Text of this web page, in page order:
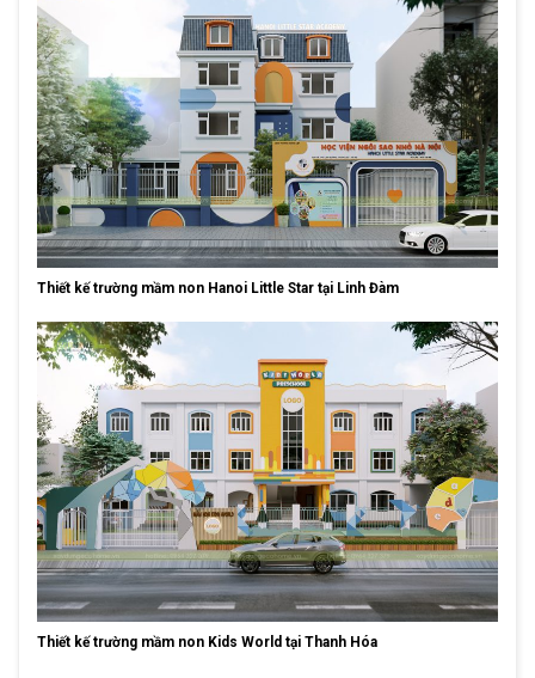
Thiết kế trường mầm non Hanoi Little Star tại Linh Đàm
Thiết kế trường mầm non Kids World tại Thanh Hóa